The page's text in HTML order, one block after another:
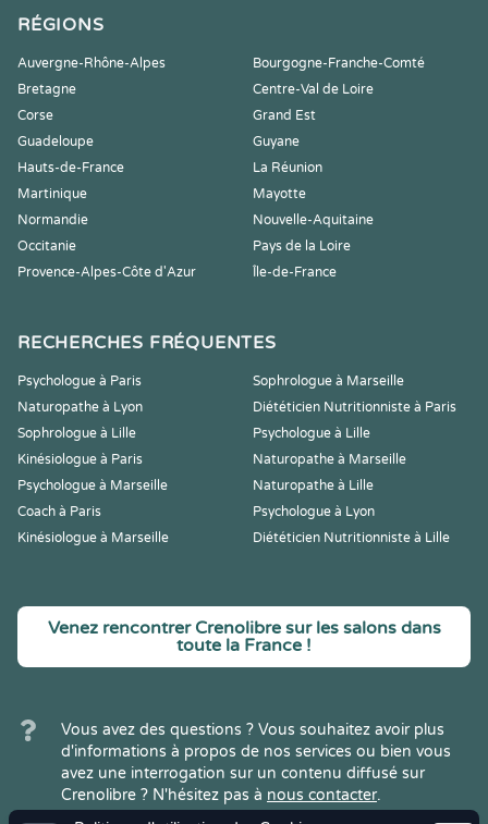
RÉGIONS
Auvergne-Rhône-Alpes
Bourgogne-Franche-Comté
Bretagne
Centre-Val de Loire
Corse
Grand Est
Guadeloupe
Guyane
Hauts-de-France
La Réunion
Martinique
Mayotte
Normandie
Nouvelle-Aquitaine
Occitanie
Pays de la Loire
Provence-Alpes-Côte d'Azur
Île-de-France
RECHERCHES FRÉQUENTES
Psychologue à Paris
Sophrologue à Marseille
Naturopathe à Lyon
Diététicien Nutritionniste à Paris
Sophrologue à Lille
Psychologue à Lille
Kinésiologue à Paris
Naturopathe à Marseille
Psychologue à Marseille
Naturopathe à Lille
Coach à Paris
Psychologue à Lyon
Kinésiologue à Marseille
Diététicien Nutritionniste à Lille
Venez rencontrer Crenolibre sur les salons dans
toute la France !
Vous avez des questions ? Vous souhaitez avoir plus
d'informations à propos de nos services ou bien vous
avez une interrogation sur un contenu diffusé sur
Crenolibre ? N'hésitez pas à nous contacter.